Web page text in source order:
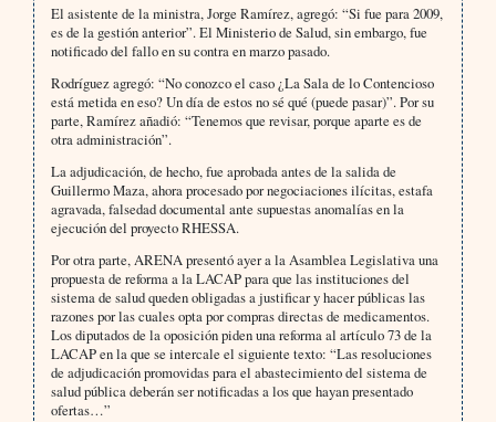
El asistente de la ministra, Jorge Ramírez, agregó: “Si fue para 2009,
es de la gestión anterior”. El Ministerio de Salud, sin embargo, fue
notificado del fallo en su contra en marzo pasado.
Rodríguez agregó: “No conozco el caso ¿La Sala de lo Contencioso
está metida en eso? Un día de estos no sé qué (puede pasar)”. Por su
parte, Ramírez añadió: “Tenemos que revisar, porque aparte es de
otra administración”.
La adjudicación, de hecho, fue aprobada antes de la salida de
Guillermo Maza, ahora procesado por negociaciones ilícitas, estafa
agravada, falsedad documental ante supuestas anomalías en la
ejecución del proyecto RHESSA.
Por otra parte, ARENA presentó ayer a la Asamblea Legislativa una
propuesta de reforma a la LACAP para que las instituciones del
sistema de salud queden obligadas a justificar y hacer públicas las
razones por las cuales opta por compras directas de medicamentos.
Los diputados de la oposición piden una reforma al artículo 73 de la
LACAP en la que se intercale el siguiente texto: “Las resoluciones
de adjudicación promovidas para el abastecimiento del sistema de
salud pública deberán ser notificadas a los que hayan presentado
ofertas…”